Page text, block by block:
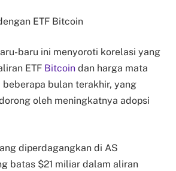
ETF Bitcoin
baru ini menyoroti korelasi yang
ETF Bitcoin dan harga mata
bulan terakhir, yang
oleh meningkatnya adopsi
diperdagangkan di AS
batas $21 miliar dalam aliran